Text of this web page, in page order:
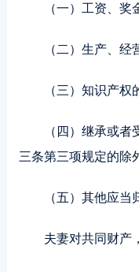
（一）工资、奖
（二）生产、经
（三）知识产权
（四）继承或
三条第三项规定的除
（五）其他应当
夫妻对共同财产